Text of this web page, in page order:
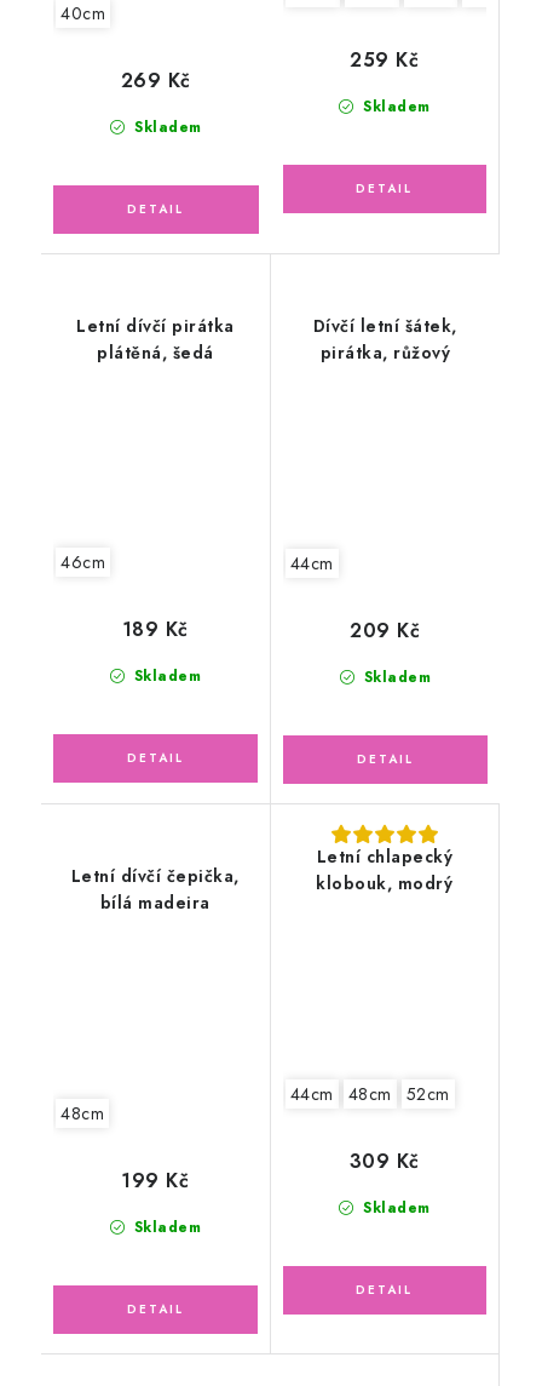
40cm
Skladem
269 Kč
Skladem
259 Kč
Letní dívčí pirátka
plátěná, šedá
46cm
Skladem
189 Kč
Dívčí letní šátek,
pirátka, růžový
44cm
Skladem
209 Kč
Letní dívčí čepička,
bílá madeira
48cm
Skladem
199 Kč
Letní chlapecký
klobouk, modrý
44cm 48cm 52cm
Skladem
309 Kč